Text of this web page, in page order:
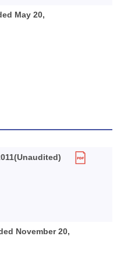
May 20,
November 20,